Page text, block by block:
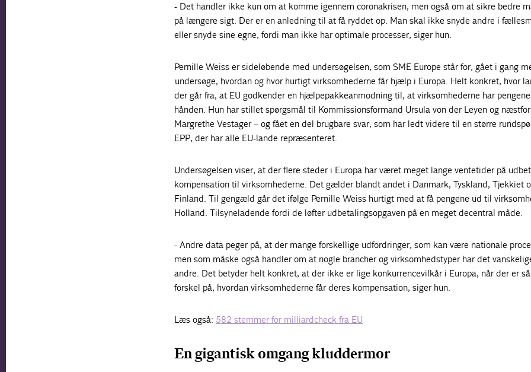
- Det handler ikke kun om at komme igennem coronakrisen, men også om at sikre bedre
på længere sigt. Der er en anledning til at få ryddet op. Man skal ikke snyde andre i
eller snyde sine egne, fordi man ikke har optimale processer, siger hun.
Pernille Weiss er sideløbende med undersøgelsen, som SME Europe står for, gået i gang
undersøge, hvordan og hvor hurtigt virksomhederne får hjælp i Europa. Helt konkret, hvor
der går fra, at EU godkender en hjælpepakkeanmodning til, at virksomhederne har
hånden. Hun har stillet spørgsmål til Kommissionsformand Ursula von der Leyen og
Margrethe Vestager – og fået en del brugbare svar, som har ledt videre til en større
EPP, der har alle EU-lande repræsenteret.
Undersøgelsen viser, at der flere steder i Europa har været meget lange ventetider på
kompensation til virksomhederne. Det gælder blandt andet i Danmark, Tyskland, Tjekkiet
Finland. Til gengæld går det ifølge Pernille Weiss hurtigt med at få pengene ud til
Holland. Tilsyneladende fordi de løfter udbetalingsopgaven på en meget decentral måde.
- Andre data peger på, at der mange forskellige udfordringer, som kan være nationale
men som måske også handler om at nogle brancher og virksomhedstyper har det
andre. Det betyder helt konkret, at der ikke er lige konkurrencevilkår i Europa, når der er
forskel på, hvordan virksomhederne får deres kompensation, siger hun.
Læs også: 582 stemmer for milliardcheck fra EU
En gigantisk omgang kluddermor